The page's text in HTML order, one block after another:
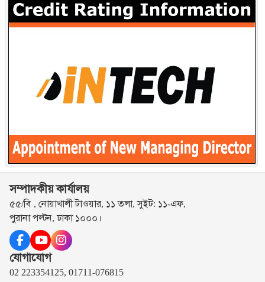
সম্পাদকীয় কার্যালয়
৫৫/বি , নোয়াখালী টাওয়ার, ১১ তলা, সুইট: ১১-এফ,
পুরানা পল্টন, ঢাকা ১০০০।
যোগাযোগ
02 223354125, 01711-076815